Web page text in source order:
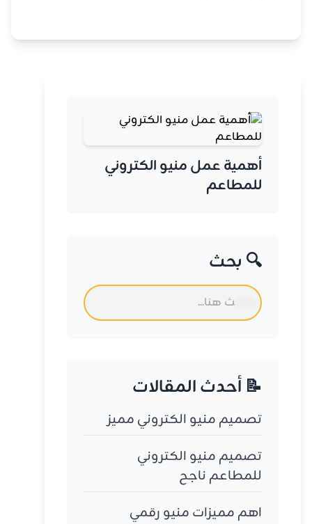
أهمية عمل منيو الكتروني
للمطاعم
🔍 بحث
📝 أحدث المقالات
تصميم منيو الكتروني مميز
تصميم منيو الكتروني
للمطاعم ناجح
اهم مميزات منيو رقمي